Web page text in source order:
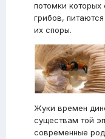
потомки которых
грибов,
их споры.
Жуки времен
существам той
современные